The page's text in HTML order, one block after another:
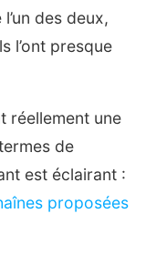
des deux,
l’ont presque
réellement une
de
est éclairant :
proposées